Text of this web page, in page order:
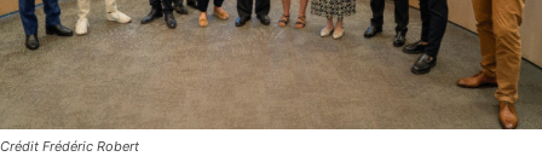
Crédit Frédéric Robert